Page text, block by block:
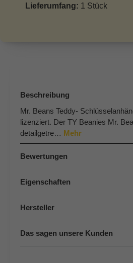
Lieferumfang: 1 Stück
Beschreibung
Mr. Beans Teddy-
lizenziert. Der TY Beanies Mr.
detailgetre… Mehr
Bewertungen
Eigenschaften
Hersteller
Das sagen unsere Kunden